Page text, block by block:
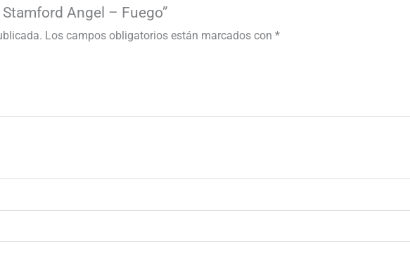
Angel – Fuego”
Los campos obligatorios están marcados con *